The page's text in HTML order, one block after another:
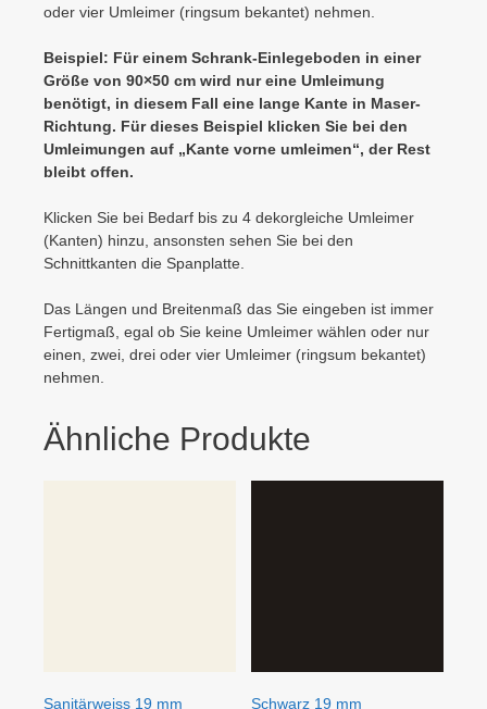
oder vier Umleimer (ringsum bekantet) nehmen.
Beispiel: Für einem Schrank-Einlegeboden in einer
Größe von 90×50 cm wird nur eine Umleimung
benötigt, in diesem Fall eine lange Kante in Maser-
Richtung. Für dieses Beispiel klicken Sie bei den
Umleimungen auf „Kante vorne umleimen“, der Rest
bleibt offen.
Klicken Sie bei Bedarf bis zu 4 dekorgleiche Umleimer
(Kanten) hinzu, ansonsten sehen Sie bei den
Schnittkanten die Spanplatte.
Das Längen und Breitenmaß das Sie eingeben ist immer
Fertigmaß, egal ob Sie keine Umleimer wählen oder nur
einen, zwei, drei oder vier Umleimer (ringsum bekantet)
nehmen.
Ähnliche Produkte
Sanitärweiss 19 mm Schwarz 19 mm